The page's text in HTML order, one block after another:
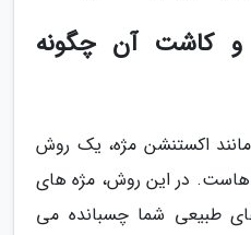
کاشت آن چگونه
اکستنشن مژه، یک روش
هاست. در این روش، مژه های
طبیعی شما چسبانده می